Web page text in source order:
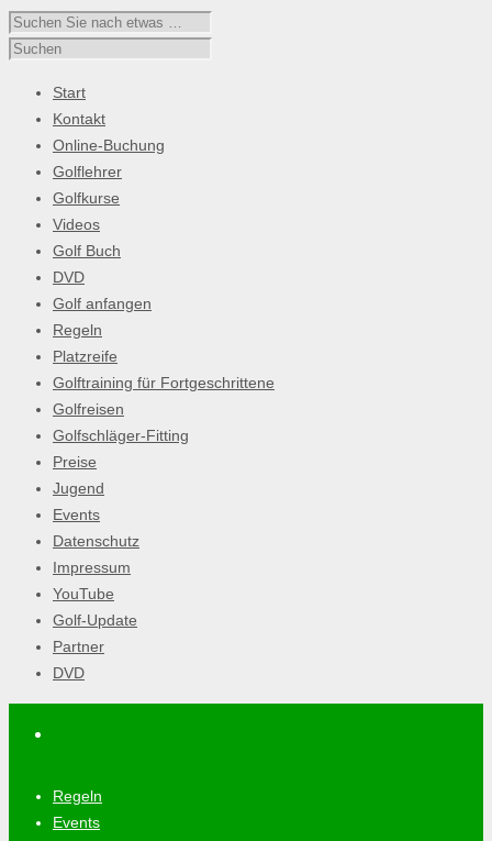
Start
Kontakt
Online-Buchung
Golflehrer
Golfkurse
Videos
Golf Buch
DVD
Golf anfangen
Regeln
Platzreife
Golftraining für Fortgeschrittene
Golfreisen
Golfschläger-Fitting
Preise
Jugend
Events
Datenschutz
Impressum
YouTube
Golf-Update
Partner
DVD
Regeln
Events